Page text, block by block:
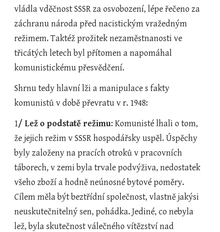
vládla vděčnost SSSR za osvobození, lépe řečeno za
záchranu národa před nacistickým vražedným
režimem. Taktéž prožitek nezaměstnanosti ve
třicátých letech byl přítomen a napomáhal
komunistickému přesvědčení.
Shrnu tedy hlavní lži a manipulace s fakty
komunistů v době převratu v r. 1948:
1/ Lež o podstatě režimu: Komunisté lhali o tom,
že jejich režim v SSSR hospodářsky uspěl. Úspěchy
byly založeny na pracích otroků v pracovních
táborech, v zemi byla trvale podvýživa, nedostatek
všeho zboží a hodně neúnosné bytové poměry.
Cílem měla být beztřídní společnost, vlastně jakýsi
neuskutečnitelný sen, pohádka. Jediné, co nebyla
lež, byla skutečnost válečného vítězství nad